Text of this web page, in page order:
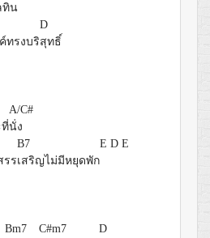
ทิน
D
ทรงบริสุทธิ์
A/C#
ที่นั่ง
B7 E D E
รรเสริญไม่มีหยุดพัก
Bm7 C#m7 D